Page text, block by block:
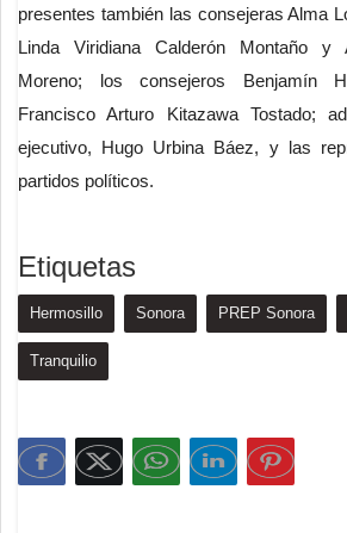
presentes también las consejeras Alma
Linda Viridiana Calderón Montaño y
Moreno; los consejeros Benjamín
Francisco Arturo Kitazawa Tostado;
ejecutivo, Hugo Urbina Báez, y las
partidos políticos.
Etiquetas
Hermosillo Sonora PREP Sonora
Tranquilio